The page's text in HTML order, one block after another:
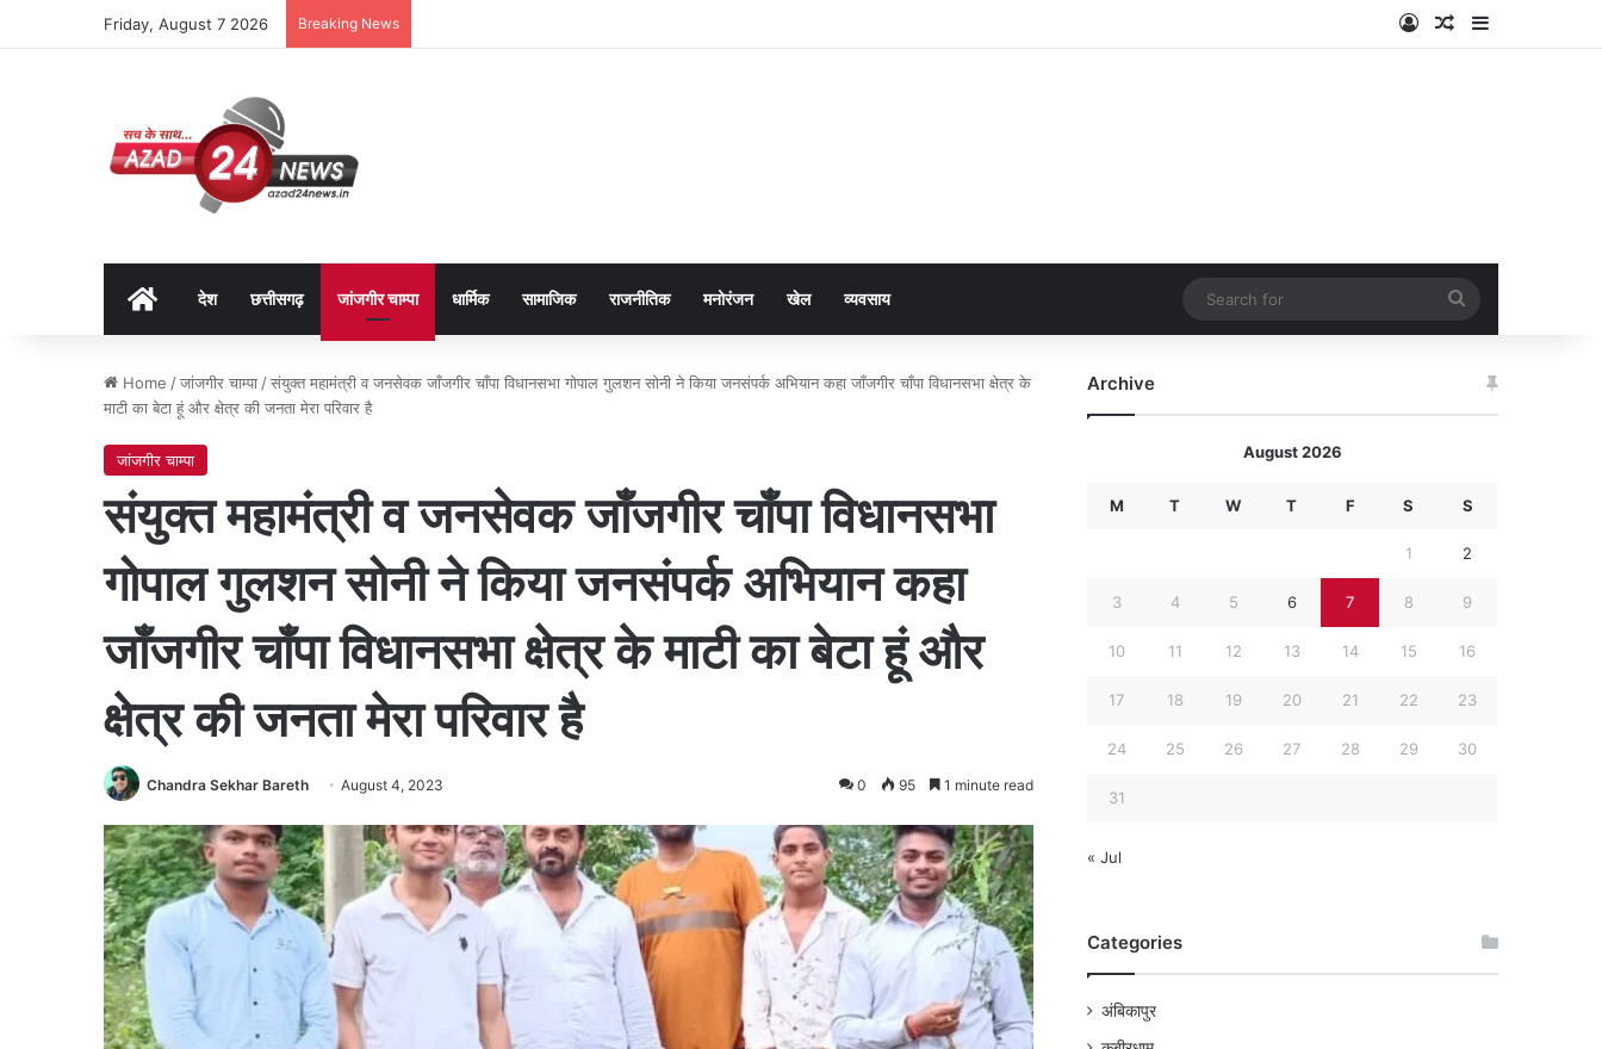
Friday, August 7 2026 Breaking News Log InRandom Article
Sidebar
Homeदेश छत्तीसगढ़ जांजगीर चाम्पा धार्मिक सामाजिक राजनीतिक मनोरंजन खेल व्यवसाय
for
Home /जांजगीर चाम्पा /संयुक्त महामंत्री व जनसेवक जाँजगीर चाँपा विधानसभा गोपाल गुलशन सोनी ने किया जनसंपर्क अभियान कहा जाँजगीर चाँपा विधानसभा क्षेत्र के
माटी का बेटा हूं और क्षेत्र की जनता मेरा परिवार है
जांजगीर चाम्पा
संयुक्त महामंत्री व जनसेवक जाँजगीर चाँपा विधानसभा
गोपाल गुलशन सोनी ने किया जनसंपर्क अभियान कहा
जाँजगीर चाँपा विधानसभा क्षेत्र के माटी का बेटा हूं और
क्षेत्र की जनता मेरा परिवार है
Chandra Sekhar Bareth August 4, 2023 0 95 1 minute read
Archive
August 2026
M T W T F S S
1 2
3 4 5 6 7 8 9
10 11 12 13 14 15 16
17 18 19 20 21 22 23
24 25 26 27 28 29 30
31
« Jul
Categories
अंबिकापुर